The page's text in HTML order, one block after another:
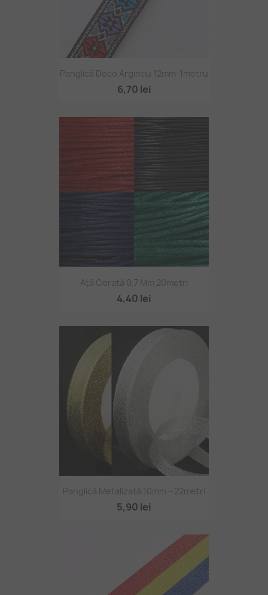
Panglică Deco Argintiu 12mm-1metru
6,70 lei
Ață Cerată 0,7 Mm 20metri
4,40 lei
Panglică Metalizată 10mm ~22metri
5,90 lei